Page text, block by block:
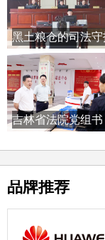
黑土粮仓的司法守
者...
吉林省法院党组书
品牌推荐